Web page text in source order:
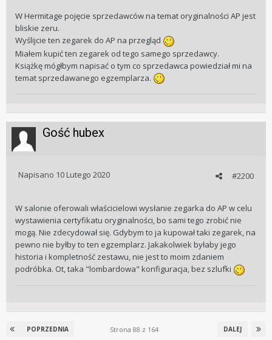
W Hermitage pojęcie sprzedawców na temat oryginalności AP jest
bliskie zeru.
Wyślijcie ten zegarek do AP na przegląd
Miałem kupić ten zegarek od tego samego sprzedawcy.
Książkę mógłbym napisać o tym co sprzedawca powiedział mi na
temat sprzedawanego egzemplarza.
Gość hubex
#2200
Napisano 10 Lutego 2020
W salonie oferowali właścicielowi wysłanie zegarka do AP w celu
wystawienia certyfikatu oryginalności, bo sami tego zrobić nie
mogą. Nie zdecydował się. Gdybym to ja kupował taki zegarek, na
pewno nie byłby to ten egzemplarz. Jakakolwiek byłaby jego
historia i kompletność zestawu, nie jest to moim zdaniem
podróbka. Ot, taka "lombardowa" konfiguracja, bez szlufki
POPRZEDNIA DALEJ
Strona 88 z 164